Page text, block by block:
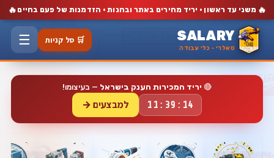
🔥 משני עד ראשון · יריד מחירים באתר ובחנות · הזדמנות של פעם בחיים 🔥
SALARY
סאלרי · כלי עבודה
🛒 סל קניות ☰
🔴 יריד המכירות הענק בישראל — בעיצומו!
11:39:13 למבצעים →